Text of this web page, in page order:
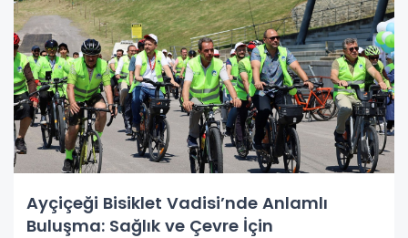
Ayçiçeği Bisiklet Vadisi’nde Anlamlı
Buluşma: Sağlık ve Çevre İçin